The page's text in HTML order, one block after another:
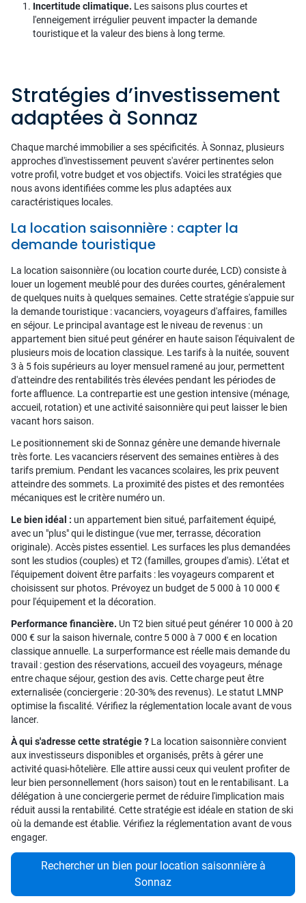
Incertitude climatique. Les saisons plus courtes et
l'enneigement irrégulier peuvent impacter la demande
touristique et la valeur des biens à long terme.
Stratégies d’investissement
adaptées à Sonnaz
Chaque marché immobilier a ses spécificités. À Sonnaz, plusieurs
approches d'investissement peuvent s'avérer pertinentes selon
votre profil, votre budget et vos objectifs. Voici les stratégies que
nous avons identifiées comme les plus adaptées aux
caractéristiques locales.
La location saisonnière : capter la
demande touristique
La location saisonnière (ou location courte durée, LCD) consiste à
louer un logement meublé pour des durées courtes, généralement
de quelques nuits à quelques semaines. Cette stratégie s'appuie sur
la demande touristique : vacanciers, voyageurs d'affaires, familles
en séjour. Le principal avantage est le niveau de revenus : un
appartement bien situé peut générer en haute saison l'équivalent de
plusieurs mois de location classique. Les tarifs à la nuitée, souvent
3 à 5 fois supérieurs au loyer mensuel ramené au jour, permettent
d'atteindre des rentabilités très élevées pendant les périodes de
forte affluence. La contrepartie est une gestion intensive (ménage,
accueil, rotation) et une activité saisonnière qui peut laisser le bien
vacant hors saison.
Le positionnement ski de Sonnaz génère une demande hivernale
très forte. Les vacanciers réservent des semaines entières à des
tarifs premium. Pendant les vacances scolaires, les prix peuvent
atteindre des sommets. La proximité des pistes et des remontées
mécaniques est le critère numéro un.
Le bien idéal : un appartement bien situé, parfaitement équipé,
avec un "plus" qui le distingue (vue mer, terrasse, décoration
originale). Accès pistes essentiel. Les surfaces les plus demandées
sont les studios (couples) et T2 (familles, groupes d'amis). L'état et
l'équipement doivent être parfaits : les voyageurs comparent et
choisissent sur photos. Prévoyez un budget de 5 000 à 10 000 €
pour l'équipement et la décoration.
Performance financière. Un T2 bien situé peut générer 10 000 à 20
000 € sur la saison hivernale, contre 5 000 à 7 000 € en location
classique annuelle. La surperformance est réelle mais demande du
travail : gestion des réservations, accueil des voyageurs, ménage
entre chaque séjour, gestion des avis. Cette charge peut être
externalisée (conciergerie : 20-30% des revenus). Le statut LMNP
optimise la fiscalité. Vérifiez la réglementation locale avant de vous
lancer.
À qui s'adresse cette stratégie ? La location saisonnière convient
aux investisseurs disponibles et organisés, prêts à gérer une
activité quasi-hôtelière. Elle attire aussi ceux qui veulent profiter de
leur bien personnellement (hors saison) tout en le rentabilisant. La
délégation à une conciergerie permet de réduire l'implication mais
réduit aussi la rentabilité. Cette stratégie est idéale en station de ski
où la demande est établie. Vérifiez la réglementation avant de vous
engager.
Rechercher un bien pour location saisonnière à
Sonnaz